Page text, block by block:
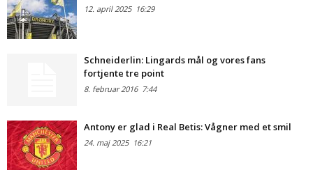
12. april 202516:29
Schneiderlin: Lingards mål og vores fans
fortjente tre point
8. februar 20167:44
Antony er glad i Real Betis: Vågner med et smil
24. maj 202516:21